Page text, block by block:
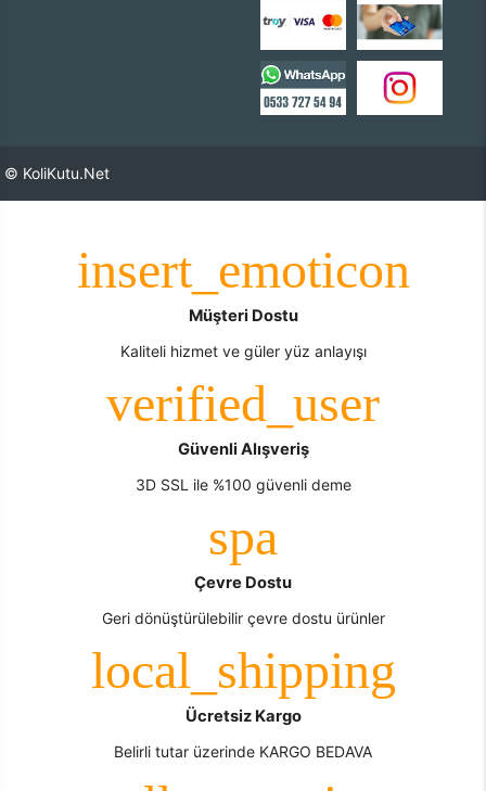
© KoliKutu.Net
Müşteri Dostu
Kaliteli hizmet ve güler yüz anlayışı
Güvenli Alışveriş
3D SSL ile %100 güvenli deme
Çevre Dostu
Geri dönüştürülebilir çevre dostu ürünler
Ücretsiz Kargo
Belirli tutar üzerinde KARGO BEDAVA